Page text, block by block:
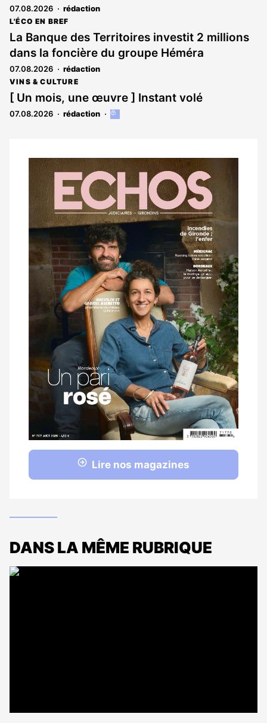
07.08.2026 rédaction
L'ÉCO EN BREF
La Banque des Territoires investit 2 millions
dans la foncière du groupe Héméra
07.08.2026 rédaction
VINS & CULTURE
[ Un mois, une œuvre ] Instant volé
07.08.2026 rédaction
Cet
aux
abonnés
Notre
dernier
magazine
Lire nos magazines
DANS LA MÊME RUBRIQUE